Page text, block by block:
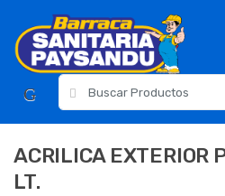
navigation
content
para:
ACRILICA EXTERIOR
LT.